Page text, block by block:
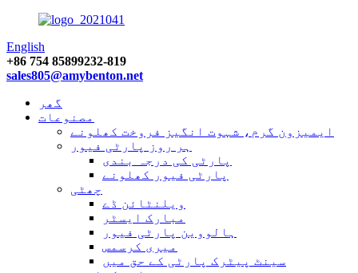
English
+86 754 85899232-819
sales805@amybenton.net
گھر
مصنوعات
ایمیزون گرم، شہوت انگیز فروخت کھلونے
ہر روز پارٹی فیور
پارٹی کی درجہ بندی
پارٹی فیور کھلونے
چھٹی
ویلنٹائن ڈے
مبارک ایسٹر
ہالووین پارٹی فیور
میری کرسمس
سینٹ پیٹرک پارٹی کے حق میں